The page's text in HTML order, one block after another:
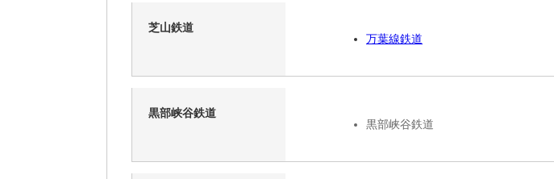
芝山鉄道
万葉線鉄道
黒部峡谷鉄道
黒部峡谷鉄道